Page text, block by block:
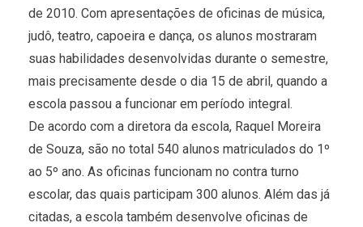
de 2010. Com apresentações de oficinas de música,
judô, teatro, capoeira e dança, os alunos mostraram
suas habilidades desenvolvidas durante o semestre,
mais precisamente desde o dia 15 de abril, quando a
escola passou a funcionar em período integral.
De acordo com a diretora da escola, Raquel Moreira
de Souza, são no total 540 alunos matriculados do 1º
ao 5º ano. As oficinas funcionam no contra turno
escolar, das quais participam 300 alunos. Além das já
citadas, a escola também desenvolve oficinas de